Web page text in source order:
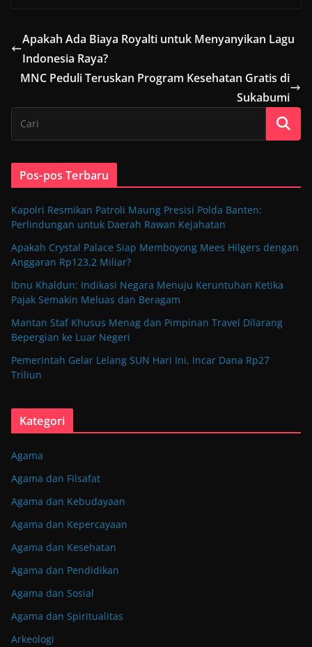
Apakah Ada Biaya Royalti untuk Menyanyikan Lagu
Indonesia Raya?
MNC Peduli Teruskan Program Kesehatan Gratis di
Sukabumi
Pos-pos Terbaru
Kapolri Resmikan Patroli Maung Presisi Polda Banten:
Perlindungan untuk Daerah Rawan Kejahatan
Apakah Crystal Palace Siap Memboyong Mees Hilgers dengan
Anggaran Rp123,2 Miliar?
Ibnu Khaldun: Indikasi Negara Menuju Keruntuhan Ketika
Pajak Semakin Meluas dan Beragam
Mantan Staf Khusus Menag dan Pimpinan Travel Dilarang
Bepergian ke Luar Negeri
Pemerintah Gelar Lelang SUN Hari Ini, Incar Dana Rp27
Triliun
Kategori
Agama
Agama dan Filsafat
Agama dan Kebudayaan
Agama dan Kepercayaan
Agama dan Kesehatan
Agama dan Pendidikan
Agama dan Sosial
Agama dan Spiritualitas
Arkeologi